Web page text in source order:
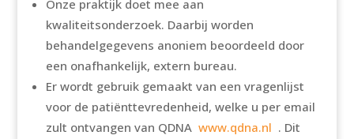
Onze praktijk doet mee aan
kwaliteitsonderzoek. Daarbij worden
behandelgegevens anoniem beoordeeld door
een onafhankelijk, extern bureau.
Er wordt gebruik gemaakt van een vragenlijst
voor de patiënttevredenheid, welke u per email
zult ontvangen van QDNA www.qdna.nl . Dit